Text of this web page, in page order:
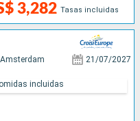
3,282 Tasas incluidas
Amsterdam 21/07/2027
incluidas